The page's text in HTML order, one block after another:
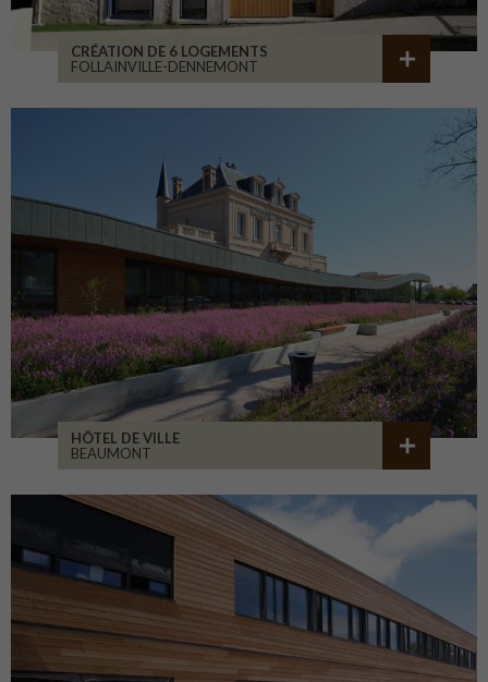
CRÉATION DE 6 LOGEMENTS
FOLLAINVILLE-DENNEMONT
HÔTEL DE VILLE
BEAUMONT